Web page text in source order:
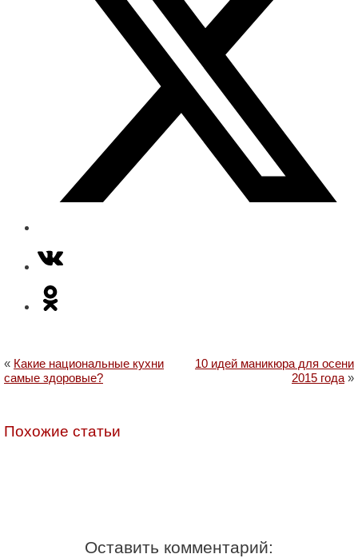
« Какие национальные кухни
самые здоровые?
10 идей маникюра для осени
2015 года »
Похожие статьи
Оставить комментарий: